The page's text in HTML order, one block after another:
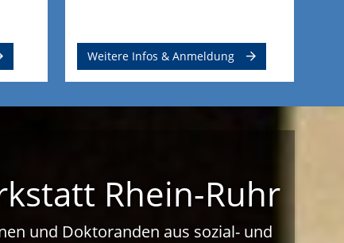
Weitere Infos & Anmeldung
Rhein-Ruhr
und Doktoranden aus sozial- und